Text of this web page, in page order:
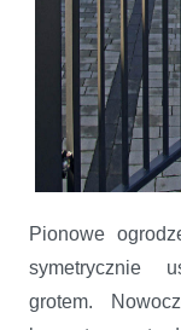
Pionowe
symetrycznie
grotem.